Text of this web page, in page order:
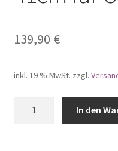
139,90 €
inkl. 19 % MwSt. zzgl.
In den